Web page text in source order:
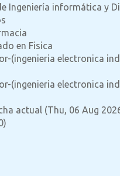
Ingeniería informática y
en Fisica
(ingenieria electronica
(ingenieria electronica
actual (Thu, 06 Aug